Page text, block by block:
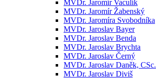
MVDr. Jaromír Vaculík
MVDr. Jaromír Žabenský
MVDr. Jaromíra Svobodníka
MVDr. Jaroslav Bayer
MVDr. Jaroslav Benda
MVDr. Jaroslav Brychta
MVDr. Jaroslav Černý
MVDr. Jaroslav Daněk, CSc.
MVDr. Jaroslav Diviš